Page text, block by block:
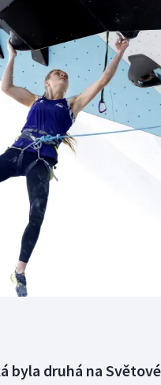
Moderní pětiboj
Motorsport
Olympijské hry
Parasport
byla druhá na